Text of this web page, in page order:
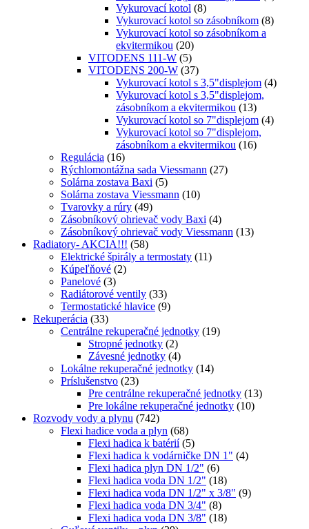
Vykurovací kotol (8)
Vykurovací kotol so zásobníkom (8)
Vykurovací kotol so zásobníkom a
ekvitermikou (20)
VITODENS 111-W (5)
VITODENS 200-W (37)
Vykurovací kotol s 3,5"displejom (4)
Vykurovací kotol s 3,5"displejom,
zásobníkom a ekvitermikou (13)
Vykurovací kotol so 7"displejom (4)
Vykurovací kotol so 7"displejom,
zásobníkom a ekvitermikou (16)
Regulácia (16)
Rýchlomontážna sada Viessmann (27)
Solárna zostava Baxi (5)
Solárna zostava Viessmann (10)
Tvarovky a rúry (49)
Zásobníkový ohrievač vody Baxi (4)
Zásobníkový ohrievač vody Viessmann (13)
Radiatory- AKCIA!!! (58)
Elektrické špirály a termostaty (11)
Kúpeľňové (2)
Panelové (3)
Radiátorové ventily (33)
Termostatické hlavice (9)
Rekuperácia (33)
Centrálne rekuperačné jednotky (19)
Stropné jednotky (2)
Závesné jednotky (4)
Lokálne rekuperačné jednotky (14)
Príslušenstvo (23)
Pre centrálne rekuperačné jednotky (13)
Pre lokálne rekuperačné jednotky (10)
Rozvody vody a plynu (742)
Flexi hadice voda a plyn (68)
Flexi hadica k batérií (5)
Flexi hadica k vodárničke DN 1" (4)
Flexi hadica plyn DN 1/2" (6)
Flexi hadica voda DN 1/2" (18)
Flexi hadica voda DN 1/2" x 3/8" (9)
Flexi hadica voda DN 3/4" (8)
Flexi hadica voda DN 3/8" (18)